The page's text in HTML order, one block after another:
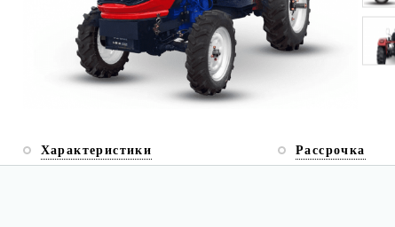
Характеристики Рассрочка